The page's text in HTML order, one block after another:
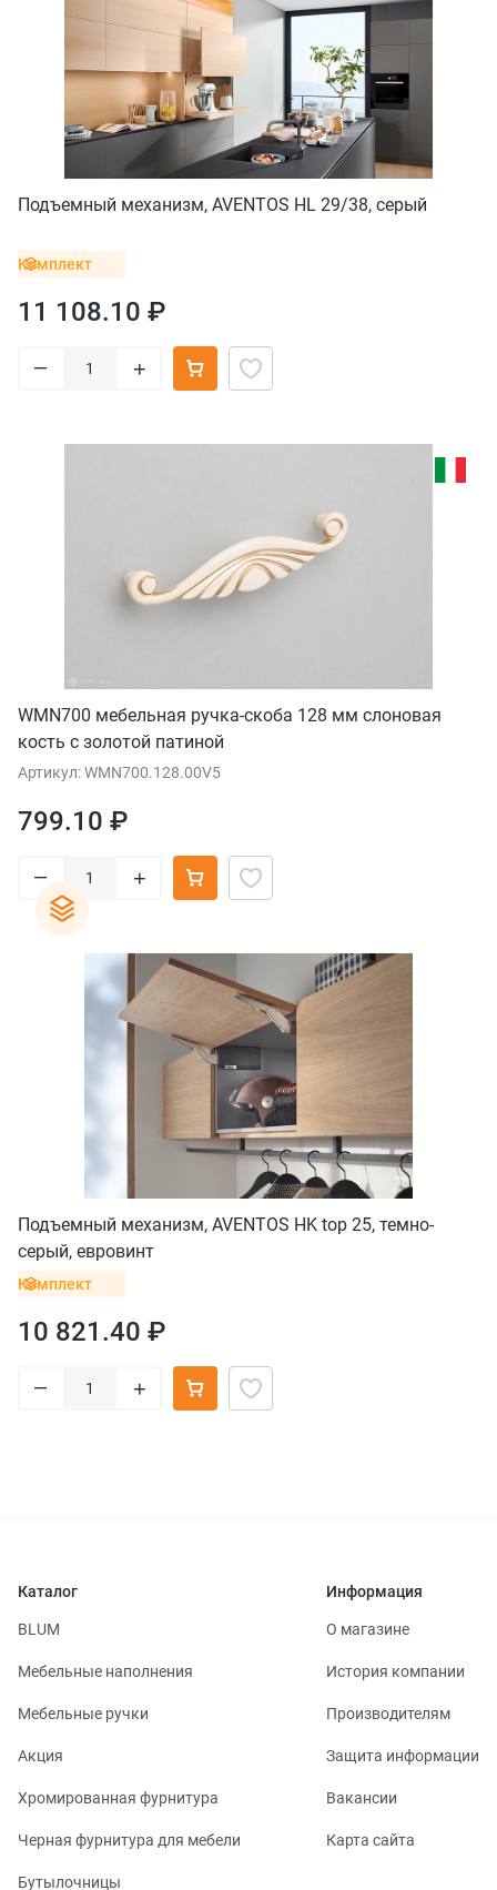
Подъемный механизм, AVENTOS HL 29/38, серый
Комплект
11 108.10 ₽
– +
WMN700 мебельная ручка-скоба 128 мм слоновая
кость с золотой патиной
Артикул: WMN700.128.00V5
799.10 ₽
– +
Подъемный механизм, AVENTOS HK top 25, темно-
серый, евровинт
Комплект
10 821.40 ₽
– +
Каталог
BLUM
Мебельные наполнения
Мебельные ручки
Акция
Хромированная фурнитура
Черная фурнитура для мебели
Бутылочницы
Информация
О магазине
История компании
Производителям
Защита информации
Вакансии
Карта сайта